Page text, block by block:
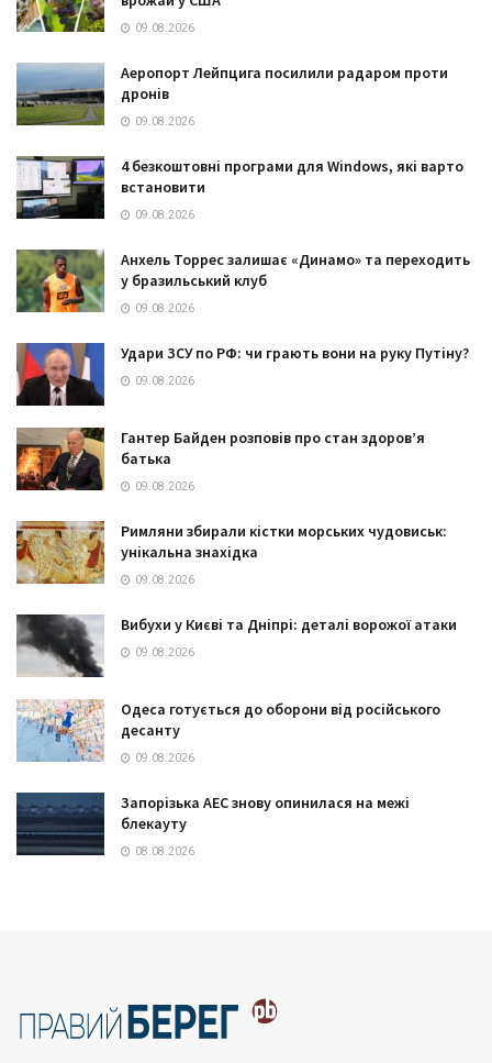
09.08.2026
Аеропорт Лейпцига посилили радаром проти
дронів
09.08.2026
4 безкоштовні програми для Windows, які варто
встановити
09.08.2026
Анхель Торрес залишає «Динамо» та переходить
у бразильський клуб
09.08.2026
Удари ЗСУ по РФ: чи грають вони на руку Путіну?
09.08.2026
Гантер Байден розповів про стан здоров’я
батька
09.08.2026
Римляни збирали кістки морських чудовиськ:
унікальна знахідка
09.08.2026
Вибухи у Києві та Дніпрі: деталі ворожої атаки
09.08.2026
Одеса готується до оборони від російського
десанту
09.08.2026
Запорізька АЕС знову опинилася на межі
блекауту
08.08.2026